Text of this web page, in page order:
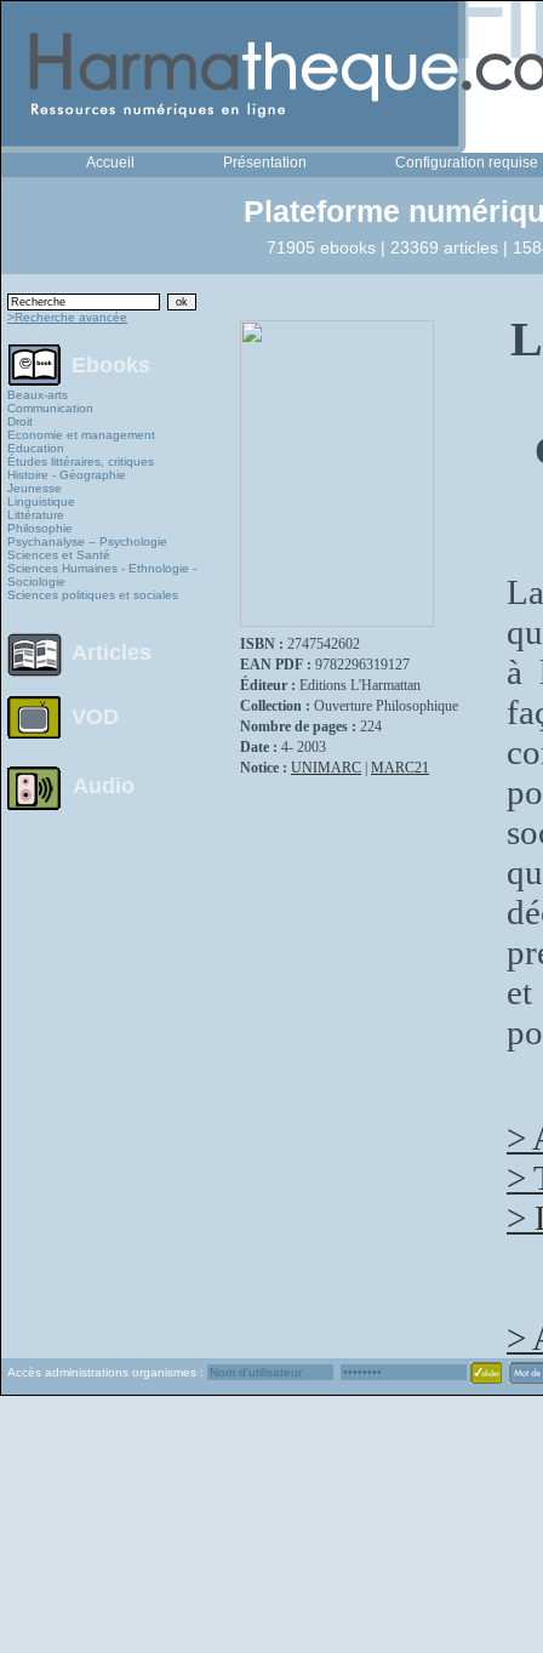
Accueil Présentation Configuration requise
Plateforme
71905 ebooks | 23369 articles |
>Recherche avancée
Ebooks
Beaux-arts
Communication
Droit
Economie et management
Education
Études littéraires, critiques
Histoire - Géographie
Jeunesse
Linguistique
Littérature
Philosophie
Psychanalyse – Psychologie
Sciences et Santé
Sciences Humaines - Ethnologie -
Sociologie
Sciences politiques et sociales
Articles
VOD
Audio
ISBN : 2747542602
EAN PDF : 9782296319127
Éditeur : Editions L'Harmattan
Collection : Ouverture Philosophique
Nombre de pages : 224
Date : 4- 2003
Notice : UNIMARC MARC21
à
et
>
>
>
>
Accès administrations organismes :